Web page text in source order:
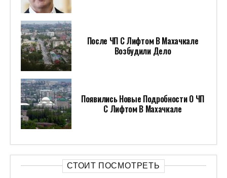
После ЧП С Лифтом В Махачкале
Возбудили Дело
Появились Новые Подробности О ЧП
С Лифтом В Махачкале
СТОИТ ПОСМОТРЕТЬ